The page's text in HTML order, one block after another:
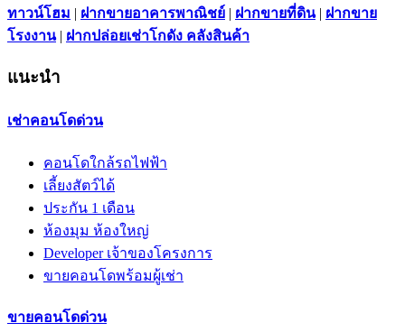
ทาวน์โฮม | ฝากขายอาคารพาณิชย์ | ฝากขายที่ดิน| ฝากขาย
โรงงาน| ฝากปล่อยเช่าโกดัง คลังสินค้า
แนะนำ
เช่าคอนโดด่วน
คอนโดใกล้รถไฟฟ้า
เลี้ยงสัตว์ได้
ประกัน 1 เดือน
ห้องมุม ห้องใหญ่
Developer เจ้าของโครงการ
ขายคอนโดพร้อมผู้เช่า
ขายคอนโดด่วน